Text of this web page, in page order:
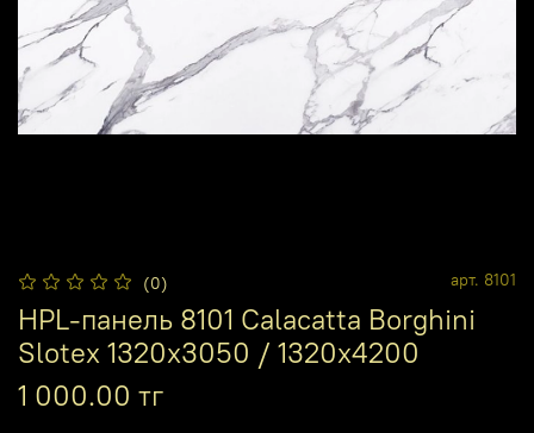
(0) арт. 8101
HPL-панель 8101 Calacatta Borghini
Slotex 1320х3050 / 1320х4200
1 000.00 тг